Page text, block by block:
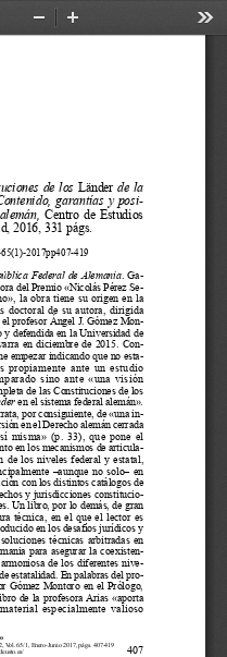
Zoom
407
Vol. 65/1, Enero-Junio 2017, págs. 407-419
de  los Länder de  la
garantías  y  posi-
Centro  de  Estudios
2016, 331 págs.
2017pp407-419
Federal  de  Alemania.  Ga-
del Premio «Nicolás Pérez Se-
la  obra  tiene  su  origen  en  la
doctoral  de  su  autora,  dirigida
el profesor Ángel J. Gómez Mon-
y defendida en la Universidad de
en  diciembre  de  2015.  Con-
empezar indicando que no esta-
propiamente  ante  un  estudio
sino  ante  «una  visión
de las Constituciones de los
en el sistema federal alemán».
por consiguiente, de «una in-
en el Derecho alemán cerrada
misma»  (p.  33),  que  pone  el
en los mecanismos de articula-
de  los  niveles  federal  y  estatal,
–aunque  no  solo–  en
con los distintos catálogos de
y jurisdicciones constitucio-
Un libro, por lo demás, de gran
técnica, en el que el lector es
en los desafíos jurídicos y
soluciones  técnicas  arbitradas  en
para  asegurar  la  coexisten-
de  los  diferentes  nive-
estatalidad. En palabras del pro-
Gómez  Montoro  en  el  Prólogo,
de  la  profesora  Arias  «aporta
material  especialmente  valioso